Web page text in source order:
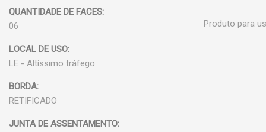
QUANTIDADE DE FACES:
06
LOCAL DE USO:
LE - Altíssimo tráfego
BORDA:
RETIFICADO
JUNTA DE ASSENTAMENTO:
Produto para